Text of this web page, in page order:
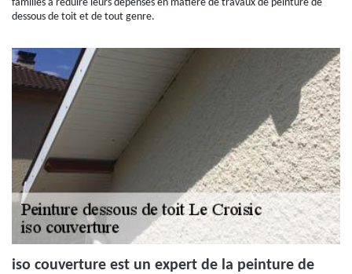
familles à réduire leurs dépenses en matière de travaux de peinture de
dessous de toit et de tout genre.
iso couverture est un expert de la peinture de